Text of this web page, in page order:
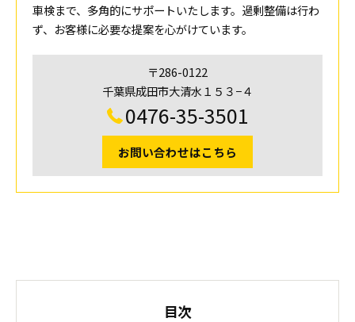
車検まで、多角的にサポートいたします。過剰整備は行わ
ず、お客様に必要な提案を心がけています。
〒286-0122
千葉県成田市大清水１５３−４
0476-35-3501
お問い合わせはこちら
目次